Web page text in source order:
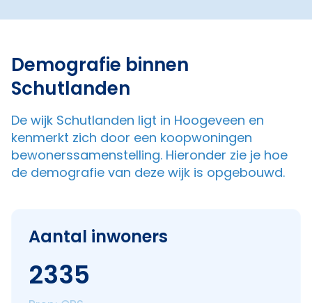
Demografie binnen
Schutlanden
De wijk Schutlanden ligt in Hoogeveen en
kenmerkt zich door een koopwoningen
bewonerssamenstelling. Hieronder zie je hoe
de demografie van deze wijk is opgebouwd.
Aantal inwoners
2335